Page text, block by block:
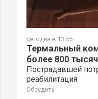
сегодня в 13:55
Термальный
более 800
Пострадавшей
реабилитация
Обсудить